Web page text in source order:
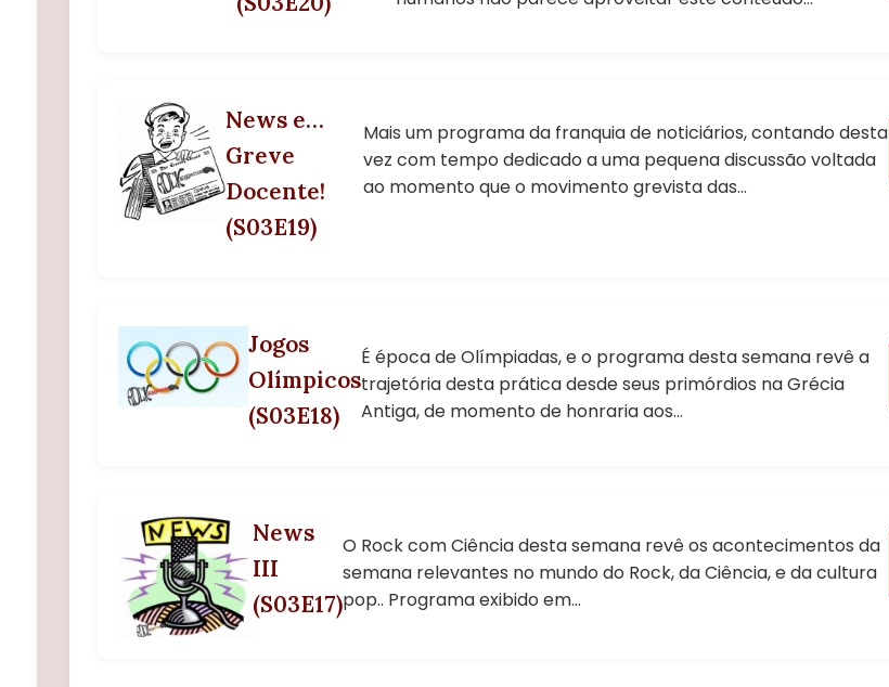
News e…
Greve
Docente!
(S03E19)
Mais um programa da franquia de noticiários, contando desta
vez com tempo dedicado a uma pequena discussão voltada
ao momento que o movimento grevista das…
Jogos
Olímpicos
(S03E18)
É época de Olímpiadas, e o programa desta semana revê a
trajetória desta prática desde seus primórdios na Grécia
Antiga, de momento de honraria aos…
News
III
(S03E17)
O Rock com Ciência desta semana revê os acontecimentos da
semana relevantes no mundo do Rock, da Ciência, e da cultura
pop.. Programa exibido em…